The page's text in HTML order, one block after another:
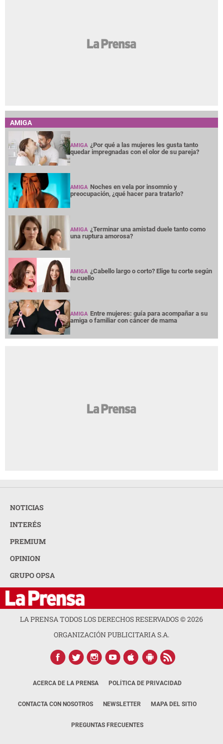
AMIGA
AMIGA ¿Por qué a las mujeres les gusta tanto
quedar impregnadas con el olor de su pareja?
AMIGA Noches en vela por insomnio y
preocupación, ¿qué hacer para tratarlo?
AMIGA ¿Terminar una amistad duele tanto como
una ruptura amorosa?
AMIGA ¿Cabello largo o corto? Elige tu corte según
tu cuello
AMIGA Entre mujeres: guía para acompañar a su
amiga o familiar con cáncer de mama
NOTICIAS
INTERÉS
PREMIUM
OPINION
GRUPO OPSA
LA PRENSA TODOS LOS DERECHOS RESERVADOS ©2026
ORGANIZACIÓN PUBLICITARIA S.A.
ACERCA DE LA PRENSA POLÍTICA DE PRIVACIDAD
CONTACTA CON NOSOTROS NEWSLETTER MAPA DEL SITIO
PREGUNTAS FRECUENTES